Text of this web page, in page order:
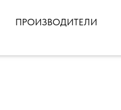
ПРОИЗВОДИТЕЛИ